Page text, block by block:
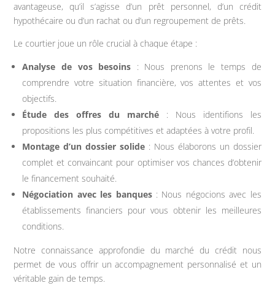
avantageuse, qu’il s’agisse d’un prêt personnel, d’un crédit
hypothécaire ou d’un rachat ou d’un regroupement de prêts.
Le courtier joue un rôle crucial à chaque étape :
Analyse de vos besoins : Nous prenons le temps de
comprendre votre situation financière, vos attentes et vos
objectifs.
Étude des offres du marché : Nous identifions les
propositions les plus compétitives et adaptées à votre profil.
Montage d’un dossier solide : Nous élaborons un dossier
complet et convaincant pour optimiser vos chances d’obtenir
le financement souhaité.
Négociation avec les banques: Nous négocions avec les
établissements financiers pour vous obtenir les meilleures
conditions.
Notre connaissance approfondie du marché du crédit nous
permet de vous offrir un accompagnement personnalisé et un
véritable gain de temps.